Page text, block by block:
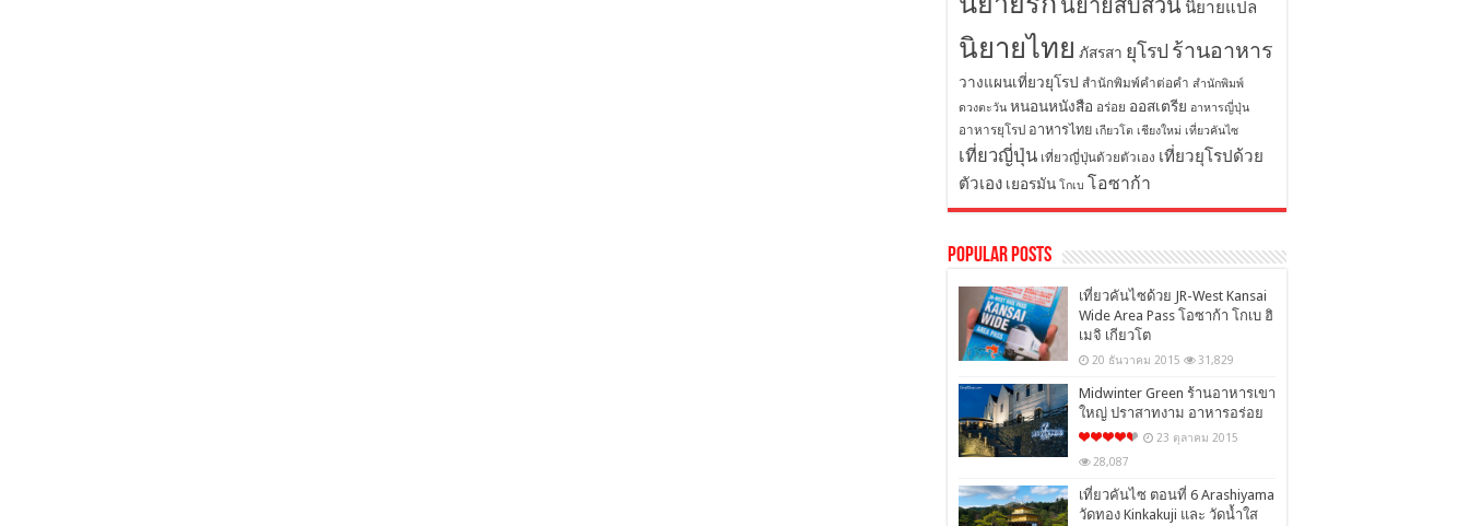
นิยายสืบสวน นิยายแปล
นิยายไทย ภัสรสา ยุโรป ร้านอาหาร
วางแผนเที่ยวยุโรป สำนักพิมพ์คำต่อคำ สำนักพิมพ์
ดวงตะวัน หนอนหนังสือ อร่อย ออสเตรีย อาหารญี่ปุ่น
อาหารยุโรป อาหารไทย เกียวโต เชียงใหม่ เที่ยวคันไซ
เที่ยวญี่ปุ่น เที่ยวญี่ปุ่นด้วยตัวเอง เที่ยวยุโรปด้วย
ตัวเอง เยอรมัน โกเบ โอซาก้า
Popular Posts
เที่ยวคันไซด้วย JR-West Kansai
Wide Area Pass โอซาก้า โกเบ ฮิ
เมจิ เกียวโต
20 ธันวาคม 2015 31,829
Midwinter Green ร้านอาหารเขา
ใหญ่ ปราสาทงาม อาหารอร่อย
23 ตุลาคม 2015
28,087
เที่ยวคันไซ ตอนที่ 6 Arashiyama
วัดทอง Kinkakuji และ วัดน้ำใส